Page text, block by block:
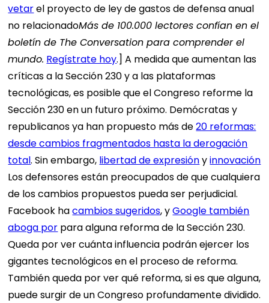
vetarel proyecto de ley de gastos de defensa anual
no relacionadoMás de 100.000 lectores confían en el
boletín de The Conversation para comprender el
mundo. Regístrate hoy.] A medida que aumentan las
críticas a la Sección 230 y a las plataformas
tecnológicas, es posible que el Congreso reforme la
Sección 230 en un futuro próximo. Demócratas y
republicanos ya han propuesto más de20 reformas:
desde cambios fragmentados hasta la derogación
total. Sin embargo, libertad de expresiónyinnovación
Los defensores están preocupados de que cualquiera
de los cambios propuestos pueda ser perjudicial.
Facebook hacambios sugeridos, yGoogle también
aboga por para alguna reforma de la Sección 230.
Queda por ver cuánta influencia podrán ejercer los
gigantes tecnológicos en el proceso de reforma.
También queda por ver qué reforma, si es que alguna,
puede surgir de un Congreso profundamente dividido.